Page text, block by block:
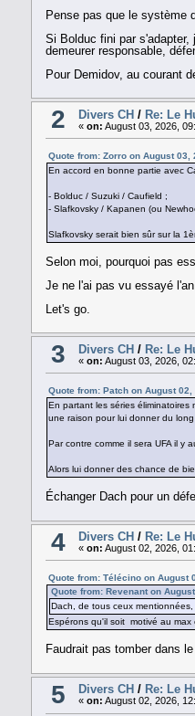
Pense pas que le système
Si Bolduc fini par
demeurer responsable,
Pour Demidov, au courant
2 Divers CH/ Re: Le
« on: August 03, 2026,
Quote from: Zorro on August 03,
En accord en bonne partie avec
- Bolduc / Suzuki / Caufield ;
- Slafkovsky / Kapanen (ou
Slafkovsky serait bien sûr sur la
Selon moi, pourquoi pas
Je ne l'ai pas vu essayé l'an
Let's go.
3 Divers CH / Re: Le
« on: August 03, 2026,
Quote from: Patch on August 02,
En partant les séries
une raison pour lui donner du long
Par contre comme il sera UFA il y
Alors lui donner des chance de
Échanger Dach pour un
4 Divers CH / Re: Le
« on: August 02, 2026,
Quote from: Télécino on August
Quote from: Revenant on
Dach, de tous ceux
Espérons qu'il soit motivé au
Faudrait pas tomber dans
5 Divers CH / Re: Le
« on: August 02, 2026,